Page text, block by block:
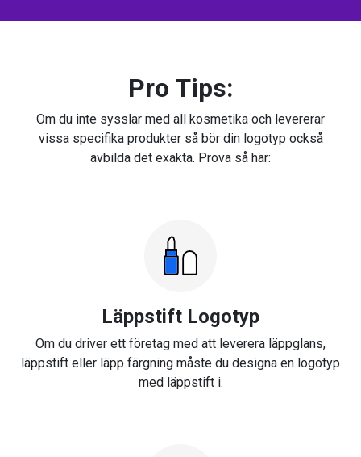
Pro Tips:
Om du inte sysslar med all kosmetika och levererar
vissa specifika produkter så bör din logotyp också
avbilda det exakta. Prova så här:
Läppstift Logotyp
Om du driver ett företag med att leverera läppglans,
läppstift eller läpp färgning måste du designa en logotyp
med läppstift i.